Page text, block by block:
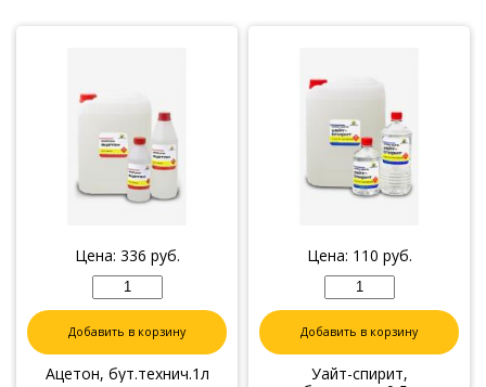
Цена: 336 руб.
Добавить в корзину
Ацетон, бут.технич.1л
Цена: 110 руб.
Добавить в корзину
Уайт-спирит,